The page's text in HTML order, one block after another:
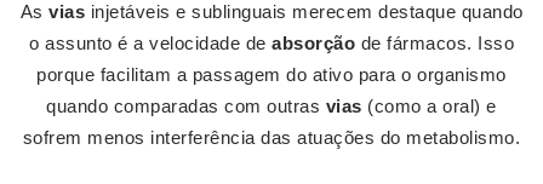
As vias injetáveis e sublinguais merecem destaque quando
o assunto é a velocidade de absorção de fármacos. Isso
porque facilitam a passagem do ativo para o organismo
quando comparadas com outras vias (como a oral) e
sofrem menos interferência das atuações do metabolismo.